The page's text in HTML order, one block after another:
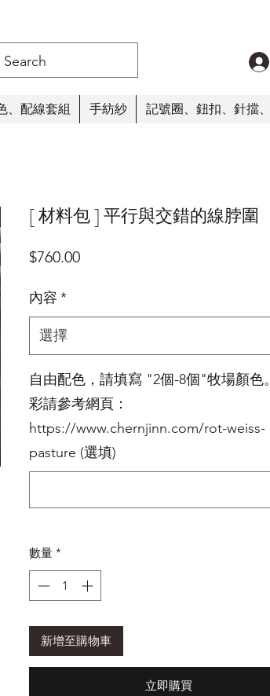
、配線套組 手紡紗 記號圈、鈕扣、針擋
[ 材料包 ] 平行與交錯的線脖圍
$760.00價
內容 *
選擇
自由配色，請填寫 "2個-8個"牧場顏色
彩請參考網頁：
https://www.chernjinn.com/rot-weiss-
pasture (選填)
數量 *
新增至購物車
立即購買